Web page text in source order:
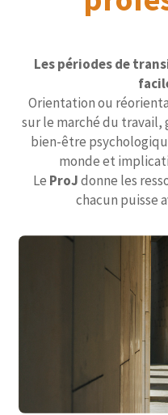
Les périodes de
Orientation ou
sur le marché du
bien-être
monde et
Le ProJdonne les
chacun puisse